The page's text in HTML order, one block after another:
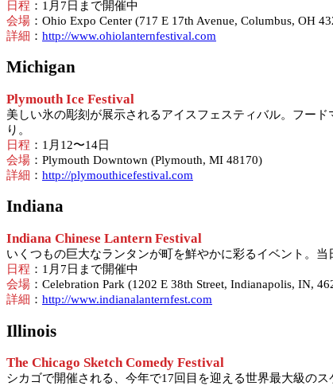
日程 ：1月7日まで開催中
会場 ：Ohio Expo Center (717 E 17th Avenue, Columbus, OH
詳細 ： http://www.ohiolanternfestival.com
Michigan
Plymouth Ice Festival
美しい氷の彫刻が展示されるアイスフェスティバル。フー
り。
日程 ：1月12〜14日
会場 ：Plymouth Downtown (Plymouth, MI 48170)
詳細 ： http://plymouthicefestival.com
Indiana
Indiana Chinese Lantern Festival
いくつもの巨大なランタンが町を鮮やかに彩るイベント。
日程 ：1月7日まで開催中
会場 ：Celebration Park (1202 E 38th Street, Indianapolis, IN,
詳細 ： http://www.indianalanternfest.com
Illinois
The Chicago Sketch Comedy Festival
シカゴで開催される、今年で17回目を迎える世界最大級の